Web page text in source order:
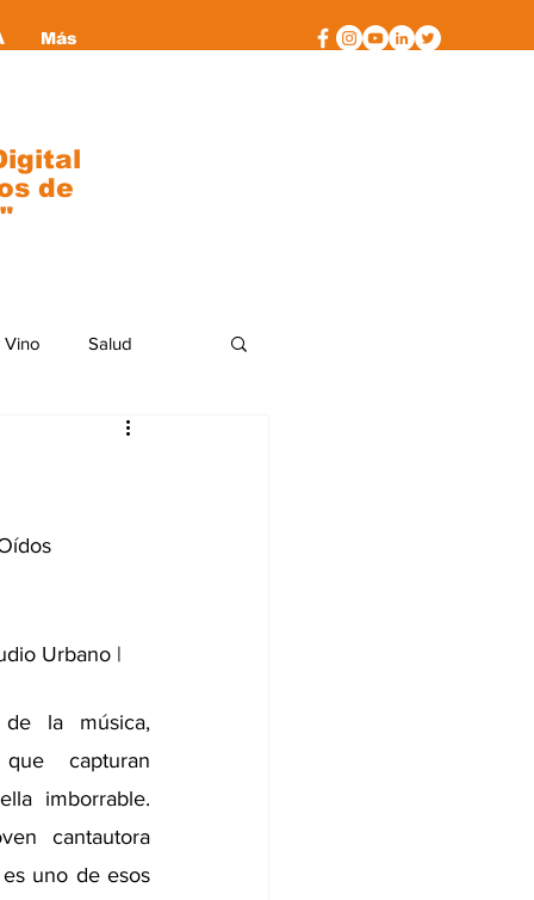
Más
Vino Salud
Urbano |
la música,
capturan
imborrable.
cantautora
uno de esos
de